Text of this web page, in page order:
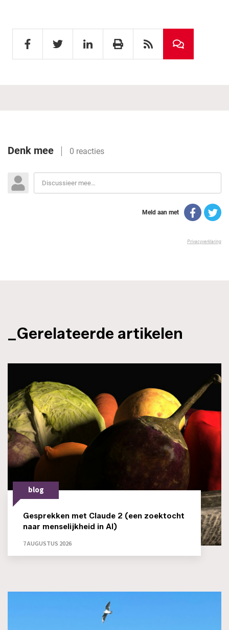
_Gerelateerde artikelen
blog
Gesprekken met Claude 2 (een zoektocht
naar menselijkheid in AI)
7 AUGUSTUS 2026